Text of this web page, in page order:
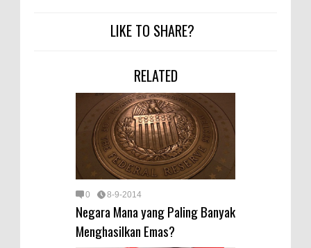
LIKE TO SHARE?
RELATED
0 8-9-2014
Negara Mana yang Paling Banyak
Menghasilkan Emas?